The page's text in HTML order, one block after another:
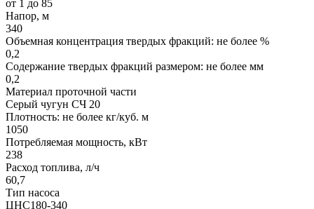
от 1 до 85
Напор, м
340
Объемная концентрация твердых фракций: не более %
0,2
Содержание твердых фракций размером: не более мм
0,2
Материал проточной части
Серый чугун СЧ 20
Плотность: не более кг/куб. м
1050
Потребляемая мощность, кВт
238
Расход топлива, л/ч
60,7
Тип насоса
ЦНС180-340